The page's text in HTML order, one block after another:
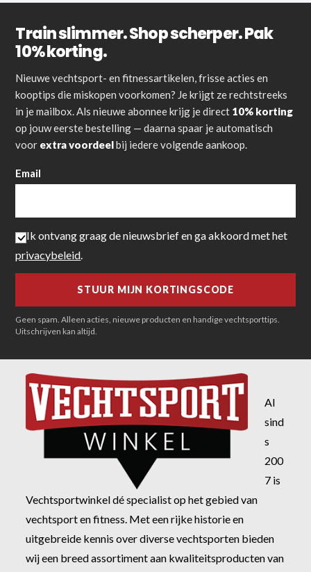
Train slimmer. Shop scherper. Pak
10% korting.
Nieuwe vechtsport- en fitnessartikelen, frisse acties en
kooptips die miskopen voorkomen? Je krijgt ze rechtstreeks
in je mailbox. Als nieuwe abonnee krijg je direct 10% korting
op jouw eerste bestelling — daarna spaar je automatisch
voor extra voordeelbij iedere volgende aankoop.
Email
Ik ontvang graag de nieuwsbrief en ga akkoord met het
privacybeleid.
Geen spam. Alleen acties, nieuwe producten en handige vechtsporttips.
Uitschrijven kan altijd.
Al
sind
s
200
7 is
Vechtsportwinkel dé specialist op het gebied van
vechtsport en fitness. Met een rijke historie en
uitgebreide kennis over diverse vechtsporten bieden
wij een breed assortiment aan kwaliteitsproducten van